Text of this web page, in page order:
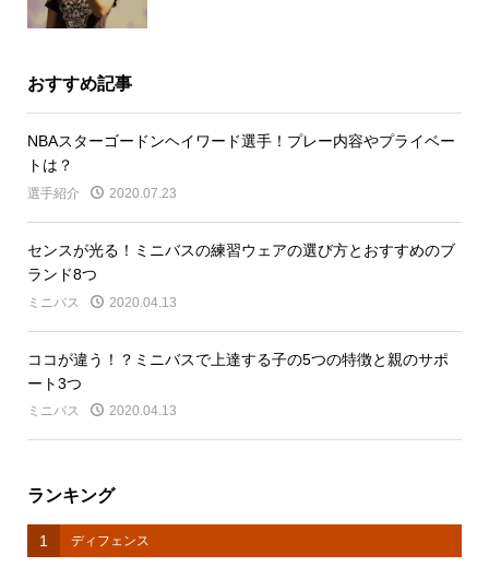
おすすめ記事
NBAスターゴードンヘイワード選手！プレー内容やプライベー
トは？
選手紹介 2020.07.23
センスが光る！ミニバスの練習ウェアの選び方とおすすめのブ
ランド8つ
ミニバス 2020.04.13
ココが違う！？ミニバスで上達する子の5つの特徴と親のサポ
ート3つ
ミニバス 2020.04.13
ランキング
1 ディフェンス